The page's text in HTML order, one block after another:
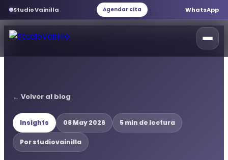
StudioVainilla
StudioVainilla Agendar cita WhatsApp
Desarrollo web
← Volver al blog
Insights 08 May 2026 5 min de lectura
Por studiovainilla